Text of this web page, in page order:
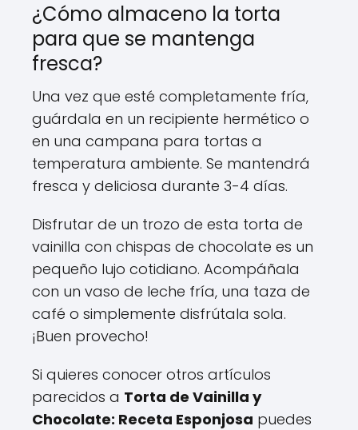
¿Cómo almaceno la torta
para que se mantenga
fresca?
Una vez que esté completamente fría,
guárdala en un recipiente hermético o
en una campana para tortas a
temperatura ambiente. Se mantendrá
fresca y deliciosa durante 3-4 días.
Disfrutar de un trozo de esta torta de
vainilla con chispas de chocolate es un
pequeño lujo cotidiano. Acompáñala
con un vaso de leche fría, una taza de
café o simplemente disfrútala sola.
¡Buen provecho!
Si quieres conocer otros artículos
parecidos a Torta de Vainilla y
Chocolate: Receta Esponjosa puedes